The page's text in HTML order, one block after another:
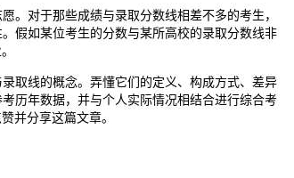
。对于那些成绩与录取分数线相差不多的考生，
假如某位考生的分数与某所高校的录取分数线非
取线的概念。弄懂它们的定义、构成方式、差异
历年数据，并与个人实际情况相结合进行综合考
并分享这篇文章。